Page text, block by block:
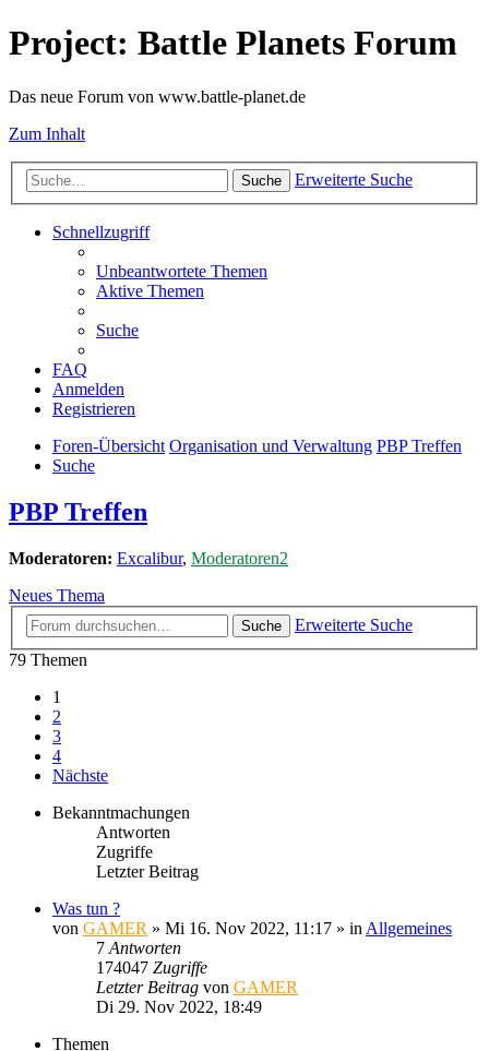
Project: Battle Planets Forum
Das neue Forum von www.battle-planet.de
Zum Inhalt
Suche Erweiterte Suche
Schnellzugriff
Unbeantwortete Themen
Aktive Themen
Suche
FAQ
Anmelden
Registrieren
Foren-Übersicht Organisation und Verwaltung PBP Treffen
Suche
PBP Treffen
Moderatoren: Excalibur, Moderatoren2
Neues Thema
Suche
Erweiterte Suche
79 Themen
1
2
3
4
Nächste
Bekanntmachungen
Antworten
Zugriffe
Letzter Beitrag
Was tun ?
von GAMER » Mi 16. Nov 2022, 11:17 » in Allgemeines
7 Antworten
174047 Zugriffe
Letzter Beitrag von GAMER
Di 29. Nov 2022, 18:49
Themen